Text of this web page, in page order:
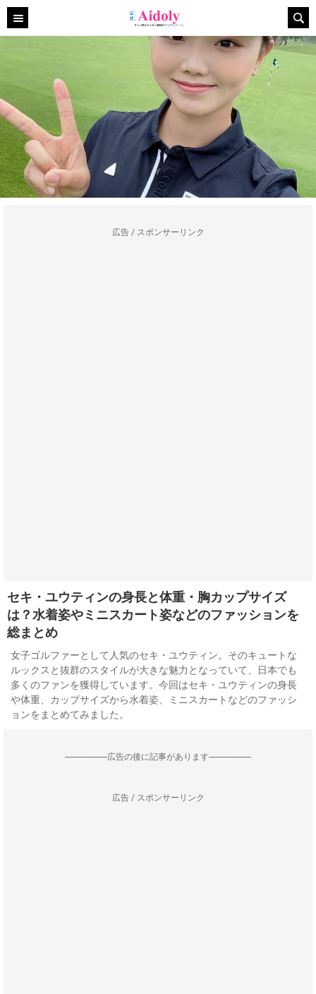
広告 / スポンサーリンク
セキ・ユウティンの身長と体重・胸カップサイズ
は？水着姿やミニスカート姿などのファッションを
総まとめ
女子ゴルファーとして人気のセキ・ユウティン。そのキュートな
ルックスと抜群のスタイルが大きな魅力となっていて、日本でも
多くのファンを獲得しています。今回はセキ・ユウティンの身長
や体重、カップサイズから水着姿、ミニスカートなどのファッシ
ョンをまとめてみました。
--------------------広告の後に記事があります--------------------
広告 / スポンサーリンク